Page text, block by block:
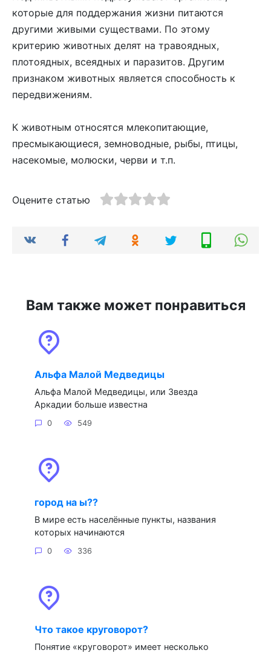
которые для поддержания жизни питаются
другими живыми существами. По этому
критерию животных делят на травоядных,
плотоядных, всеядных и паразитов. Другим
признаком животных является способность к
передвижениям.
К животным относятся млекопитающие,
пресмыкающиеся, земноводные, рыбы, птицы,
насекомые, молюски, черви и т.п.
Оцените статью
Вам также может понравиться
Альфа Малой Медведицы
Альфа Малой Медведицы, или Звезда
Аркадии больше известна
0 549
город на ы??
В мире есть населённые пункты, названия
которых начинаются
0 336
Что такое круговорот?
Понятие «круговорот» имеет несколько